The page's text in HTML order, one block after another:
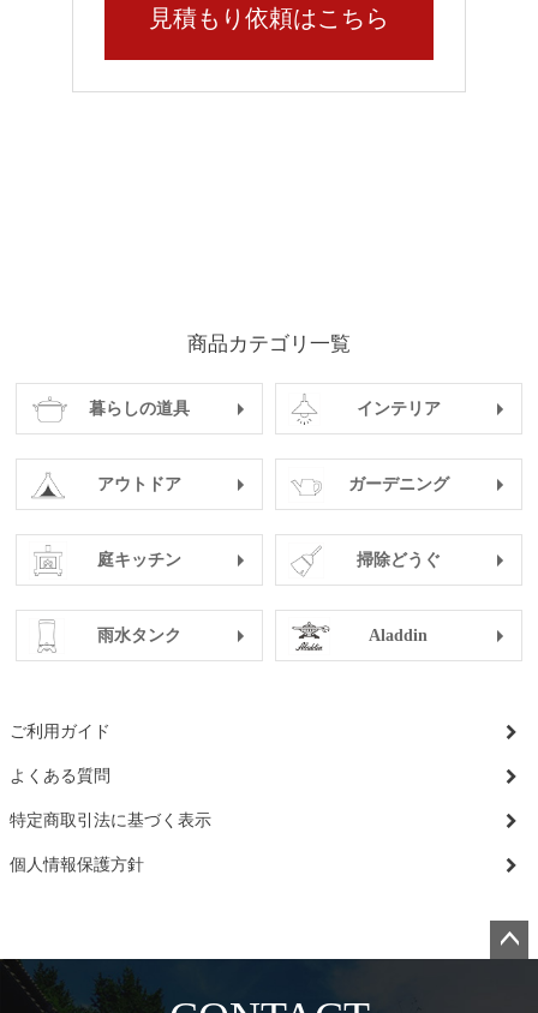
見積もり依頼はこちら
商品カテゴリ一覧
暮らしの道具 インテリア
アウトドア ガーデニング
庭キッチン 掃除どうぐ
雨水タンク Aladdin
ご利用ガイド
よくある質問
特定商取引法に基づく表示
個人情報保護方針